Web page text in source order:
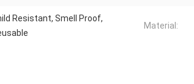
Resistant, Smell Proof,
Material: